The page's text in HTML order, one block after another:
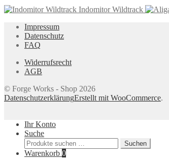
Indomitor Wildtrack
Impressum
Datenschutz
FAQ
Widerrufsrecht
AGB
© Forge Works - Shop 2026
DatenschutzerklärungErstellt mit WooCommerce.
Ihr Konto
Suche
Suchen
nach:
Suchen
Warenkorb 0